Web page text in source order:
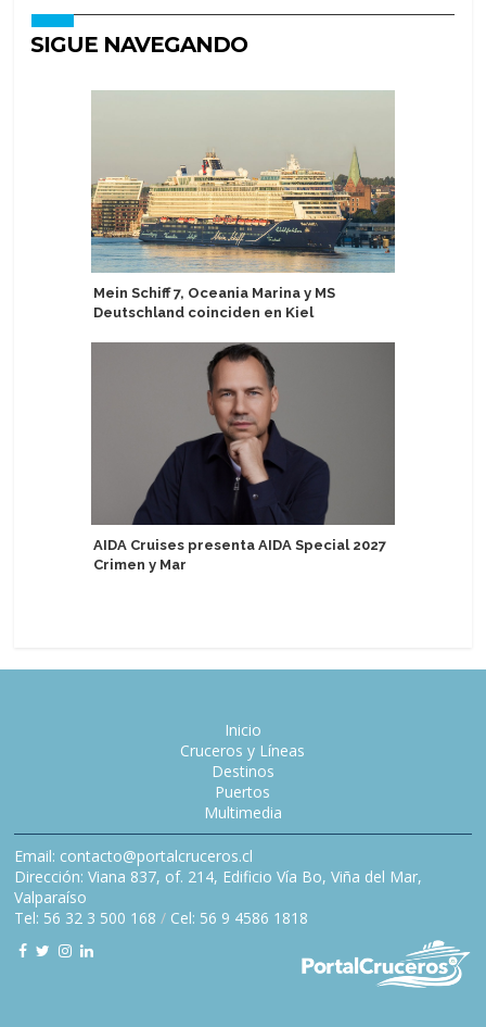
SIGUE NAVEGANDO
Mein Schiff 7, Oceania Marina y MS
Deutschland coinciden en Kiel
AIDA Cruises presenta AIDA Special 2027
Crimen y Mar
Inicio
Cruceros y Líneas
Destinos
Puertos
Multimedia
Email: contacto@portalcruceros.cl
Dirección: Viana 837, of. 214, Edificio Vía Bo, Viña del Mar,
Valparaíso
Tel: 56 32 3 500 168 / Cel: 56 9 4586 1818